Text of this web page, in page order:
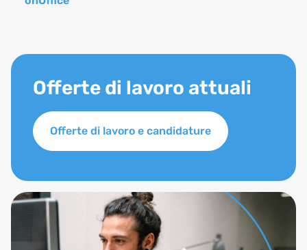
Offerte di lavoro attuali
Offerte di lavoro e candidature